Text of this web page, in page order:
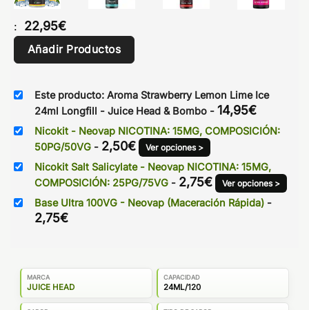
: 22,95€
Añadir Productos
Este producto: Aroma Strawberry Lemon Lime Ice
24ml Longfill - Juice Head & Bombo - 14,95€
Nicokit - Neovap NICOTINA: 15MG, COMPOSICIÓN:
50PG/50VG - 2,50€ Ver opciones >
Nicokit Salt Salicylate - Neovap NICOTINA: 15MG,
COMPOSICIÓN: 25PG/75VG - 2,75€ Ver opciones >
Base Ultra 100VG - Neovap (Maceración Rápida) -
2,75€
MARCA
JUICE HEAD
CAPACIDAD
24ML/120